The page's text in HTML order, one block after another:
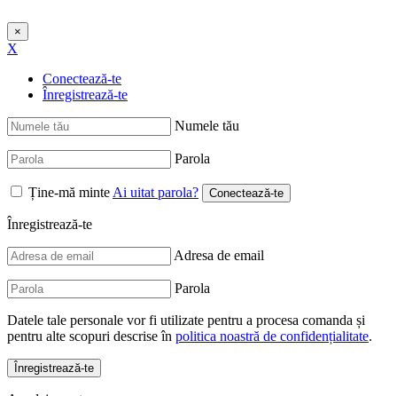
×
X
Conectează-te
Înregistrează-te
Numele tău
Parola
Ține-mă minte Ai uitat parola?
Înregistrează-te
Adresa de email
Parola
Datele tale personale vor fi utilizate pentru a procesa comanda și
pentru alte scopuri descrise în politica noastră de confidențialitate.